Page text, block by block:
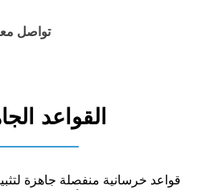
تواصل
القواعد
قواعد خرسانية منفصلة جاهزة